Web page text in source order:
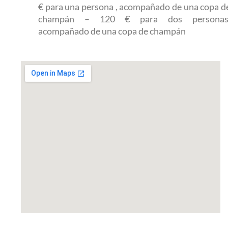
€ para una persona , acompañado de una copa
champán –
120 € para dos
acompañado de una copa de champán